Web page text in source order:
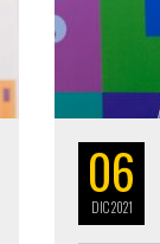
06
DIC2021